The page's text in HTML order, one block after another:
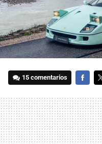
15 comentarios